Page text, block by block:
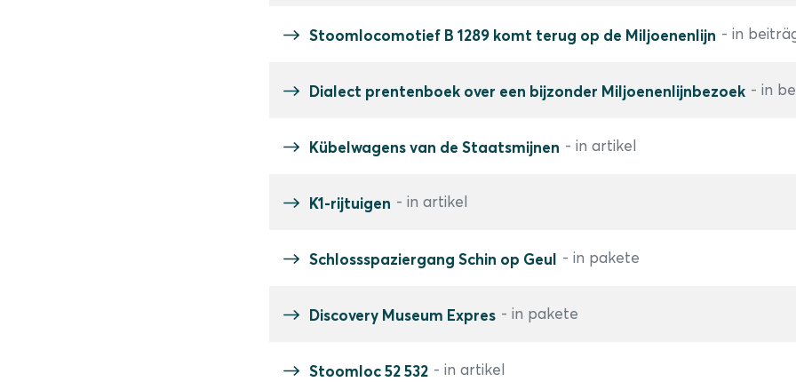
Stoomlocomotief B 1289 komt terug op de Miljoenenlijn - in
Dialect prentenboek over een bijzonder Miljoenenlijnbezoek - in
Kübelwagens van de Staatsmijnen - in artikel
K1-rijtuigen - in artikel
Schlossspaziergang Schin op Geul - in pakete
Discovery Museum Expres - in pakete
Stoomloc 52 532 - in artikel